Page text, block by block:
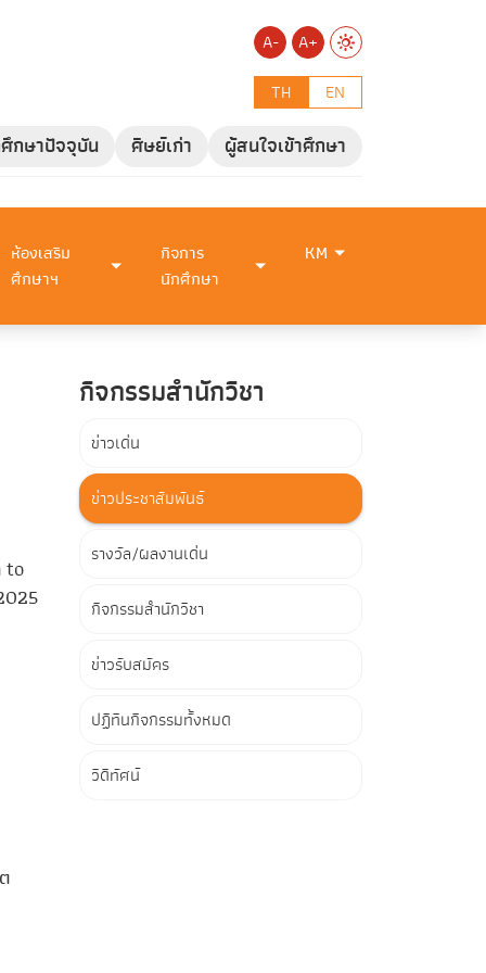
A-
A+
TH
EN
กษาปัจจุบัน ศิษย์เก่า ผู้สนใจเข้าศึกษา
ห้องเสริม
ศึกษาฯ
กิจการ
นักศึกษา
KM
to
กิจกรรมสำนักวิชา
ข่าวเด่น
ข่าวประชาสัมพันธ์
รางวัล/ผลงานเด่น
กิจกรรมสำนักวิชา
ข่าวรับสมัคร
ปฏิทินกิจกรรมทั้งหมด
วิดีทัศน์